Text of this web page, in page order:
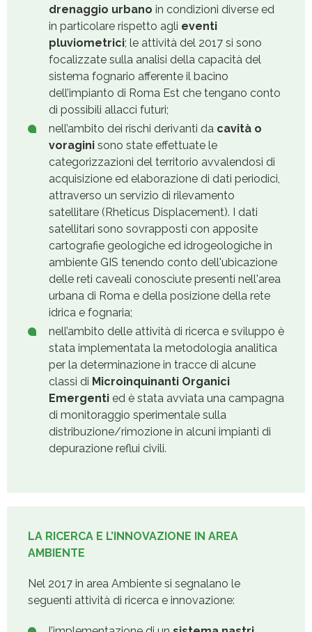
drenaggio urbano in condizioni diverse ed
in particolare rispetto agli eventi
pluviometrici; le attività del 2017 si sono
focalizzate sulla analisi della capacità del
sistema fognario afferente il bacino
dell’impianto di Roma Est che tengano conto
di possibili allacci futuri;
nell’ambito dei rischi derivanti da cavità o
voragini sono state effettuate le
categorizzazioni del territorio avvalendosi di
acquisizione ed elaborazione di dati periodici,
attraverso un servizio di rilevamento
satellitare (Rheticus Displacement). I dati
satellitari sono sovrapposti con apposite
cartografie geologiche ed idrogeologiche in
ambiente GIS tenendo conto dell'ubicazione
delle reti caveali conosciute presenti nell'area
urbana di Roma e della posizione della rete
idrica e fognaria;
nell’ambito delle attività di ricerca e sviluppo è
stata implementata la metodologia analitica
per la determinazione in tracce di alcune
classi di Microinquinanti Organici
Emergenti ed è stata avviata una campagna
di monitoraggio sperimentale sulla
distribuzione/rimozione in alcuni impianti di
depurazione reflui civili.
LA RICERCA E L’INNOVAZIONE IN AREA
AMBIENTE
Nel 2017 in area Ambiente si segnalano le
seguenti attività di ricerca e innovazione: